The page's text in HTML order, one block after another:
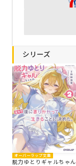
シリーズ
オーバーラップ文庫
脱力ゆとりギャルちゃん